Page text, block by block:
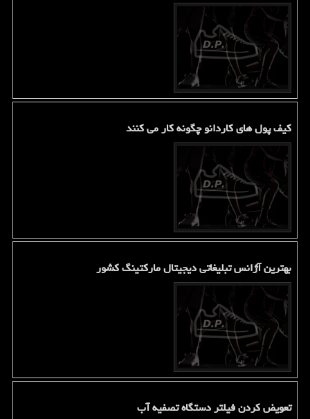
کیف پول های کاردانو چگونه کار می کنند
بهترین آژانس تبلیغاتی دیجیتال مارکتینگ کشور
تعویض کردن فیلتر دستگاه تصفیه آب